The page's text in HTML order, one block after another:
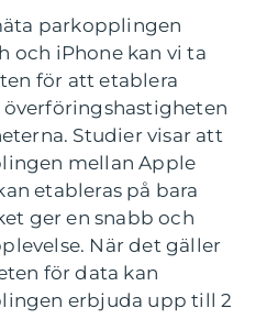
parkopplingen
och iPhone kan vi ta
för att etablera
Studier visar att
mellan Apple
etableras på bara
ger en snabb och
När det gäller
för data kan
erbjuda upp till 2